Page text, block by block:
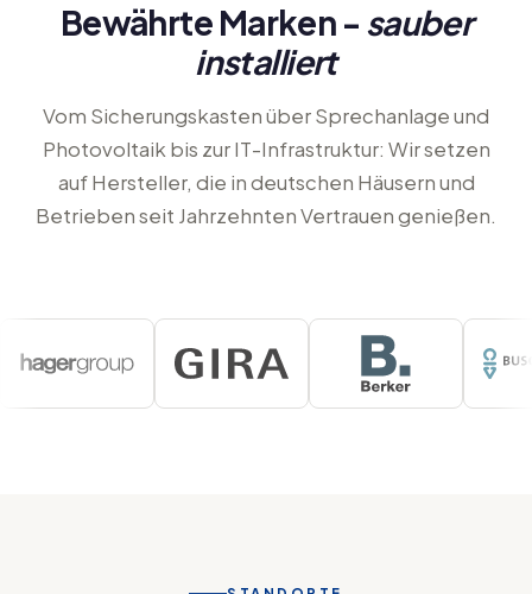
Bewährte Marken - sauber
installiert
Vom Sicherungskasten über Sprechanlage und
Photovoltaik bis zur IT-Infrastruktur: Wir setzen
auf Hersteller, die in deutschen Häusern und
Betrieben seit Jahrzehnten Vertrauen genießen.